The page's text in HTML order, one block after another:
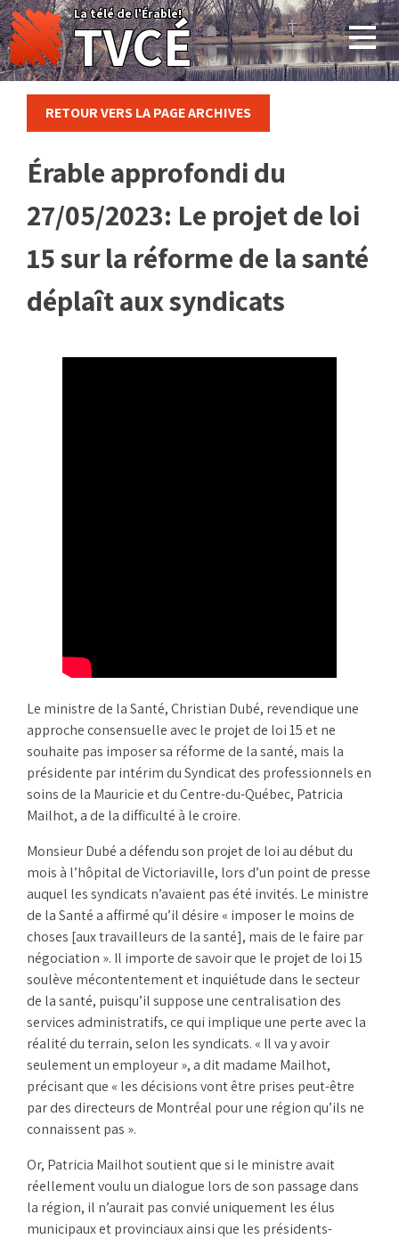
Skip
to
content
La télé de l'Érable!
TVCÉ
RETOUR VERS LA PAGE ARCHIVES
Érable approfondi du
27/05/2023: Le projet de loi
15 sur la réforme de la santé
déplaît aux syndicats
Le ministre de la Santé, Christian Dubé, revendique une
approche consensuelle avec le projet de loi 15 et ne
souhaite pas imposer sa réforme de la santé, mais la
présidente par intérim du Syndicat des professionnels en
soins de la Mauricie et du Centre-du-Québec, Patricia
Mailhot, a de la difficulté à le croire.
Monsieur Dubé a défendu son projet de loi au début du
mois à l’hôpital de Victoriaville, lors d’un point de presse
auquel les syndicats n’avaient pas été invités. Le ministre
de la Santé a affirmé qu’il désire « imposer le moins de
choses [aux travailleurs de la santé], mais de le faire par
négociation ». Il importe de savoir que le projet de loi 15
soulève mécontentement et inquiétude dans le secteur
de la santé, puisqu’il suppose une centralisation des
services administratifs, ce qui implique une perte avec la
réalité du terrain, selon les syndicats. « Il va y avoir
seulement un employeur », a dit madame Mailhot,
précisant que « les décisions vont être prises peut-être
par des directeurs de Montréal pour une région qu’ils ne
connaissent pas ».
Or, Patricia Mailhot soutient que si le ministre avait
réellement voulu un dialogue lors de son passage dans
la région, il n’aurait pas convié uniquement les élus
municipaux et provinciaux ainsi que les présidents-